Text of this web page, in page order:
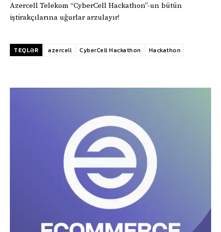
Azercell Telekom “CyberCell Hackathon”-un bütün
iştirakçılarına uğurlar arzulayır!
TEQLƏR azercell CyberCell Hackathon Hackathon